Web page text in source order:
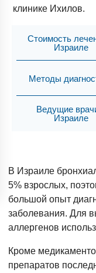
клинике Ихилов.
Стоимость
Израиле
Методы
Ведущие
Израиле
В Израиле
5% взрослых,
большой опыт
заболевания. Для
аллергенов
Кроме
препаратов